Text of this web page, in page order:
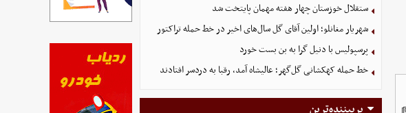
ستقلال خوزستان چهار هفته مهمان پایتخت شد
شهریار مغانلو؛ اولین آقای گل سال‌های اخیر در خط حمله تراکتور
پرسپولیس با دنیل گرا به بن بست خورد
خط حمله کهکشانی گل‌گهر؛ عالیشاه آمد، رقبا به دردسر افتادند